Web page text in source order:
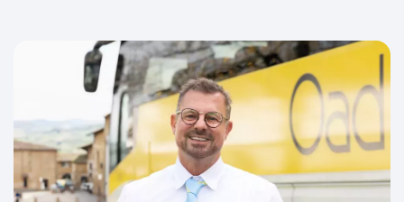
Dag 4
Kleding: sneldrogende sokken,
handschoenen en hoge (!), waterdichte